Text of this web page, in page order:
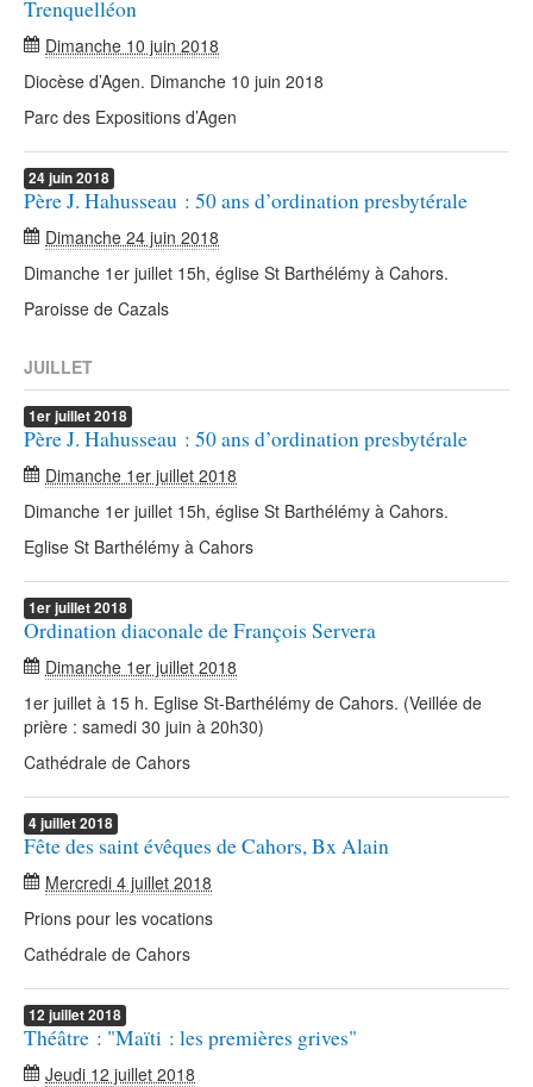
Trenquelléon
Dimanche 10 juin 2018
Diocèse d’Agen. Dimanche 10 juin 2018
Parc des Expositions d’Agen
24juin2018
Père J. Hahusseau : 50 ans d’ordination presbytérale
Dimanche 24 juin 2018
Dimanche 1er juillet 15h, église St Barthélémy à Cahors.
Paroisse de Cazals
JUILLET
1erjuillet2018
Père J. Hahusseau : 50 ans d’ordination presbytérale
Dimanche 1er juillet 2018
Dimanche 1er juillet 15h, église St Barthélémy à Cahors.
Eglise St Barthélémy à Cahors
1erjuillet2018
Ordination diaconale de François Servera
Dimanche 1er juillet 2018
1er juillet à 15 h. Eglise St-Barthélémy de Cahors. (Veillée de
prière : samedi 30 juin à 20h30)
Cathédrale de Cahors
4juillet2018
Fête des saint évêques de Cahors, Bx Alain
Mercredi 4 juillet 2018
Prions pour les vocations
Cathédrale de Cahors
12 juillet2018
Théâtre : "Maïti : les premières grives"
Jeudi 12 juillet 2018